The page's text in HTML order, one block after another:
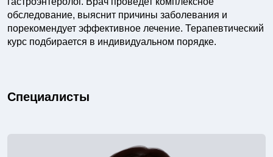
обследование, выяснит причины заболевания и
порекомендует эффективное лечение. Терапевтический
курс подбирается в индивидуальном порядке.
Специалисты